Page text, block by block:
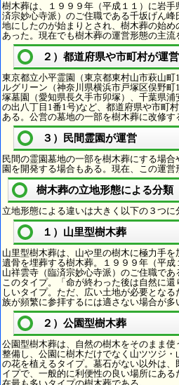
樹木葬は、１９９９年（平成１１）に岩
済宗妙心寺派）のご住職である千坂げん
地にしたのが始まりとされ、樹木葬の始
あった。現在でも樹木葬の運営形態の主流
２）都道府県や市町村が運営
東京都立小平霊園（東京都東村山市萩山
ルグリーン（神奈川県横浜市戸塚区俣野
塚墓園（愛知県長久手市卯塚）、千葉県浦
の出八丁目1番1号)など、都道府県や市町
ある。公営の墓地の一部を樹木葬に改修す
３）民間霊園が運営
民間の霊園墓地の一部を樹木葬にする場
園を開発する場合もある。現在、この運営
樹木葬の立地形態による分類
立地形態による違いは大きく以下の３つに
１）山里型樹木葬
山里型樹木葬は、山や里の樹木に極力手
遺骨を埋葬する樹木葬。１９９９年（平
山祥雲寺（臨済宗妙心寺派）のご住職で
このタイプ。「命が終わった後は自然に
しいタイプ。ただ、広い土地が必要とな
族が頻繁に参拝するには適さない場合が多
２）公園型樹木葬
公園型樹木葬は、自然の樹木をそのまま
整備し、公園に樹木だけでなく山ツツジ
の花を植えるタイプ。墓石がない以外は
イプで、一般的に利便性の良い場所にあ